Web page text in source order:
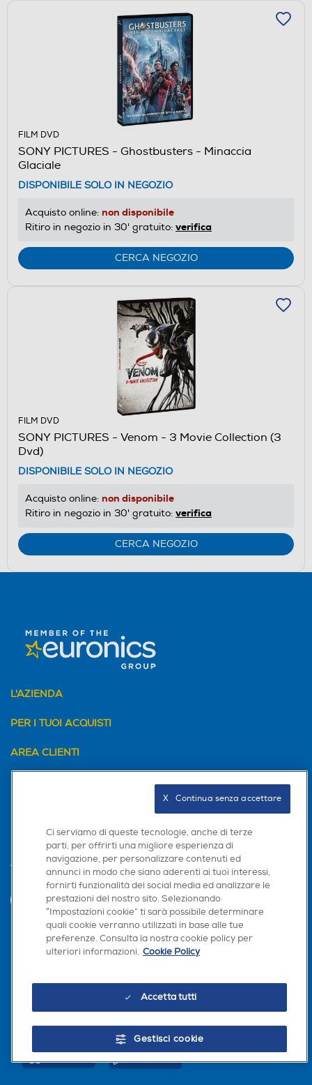
FILM DVD
SONY PICTURES - Ghostbusters - Minaccia
Glaciale
DISPONIBILE SOLO IN NEGOZIO
Acquisto online: non disponibile
Ritiro in negozio in 30' gratuito: verifica
CERCA NEGOZIO
FILM DVD
SONY PICTURES - Venom - 3 Movie Collection (3
Dvd)
DISPONIBILE SOLO IN NEGOZIO
Acquisto online: non disponibile
Ritiro in negozio in 30' gratuito: verifica
CERCA NEGOZIO
L'AZIENDA
PER I TUOI ACQUISTI
AREA CLIENTI
Trova negozio
Seguici sui social
Scarica la nostra app
Ci serviamo di queste tecnologie, anche di terze
parti, per offrirti una migliore esperienza di
navigazione, per personalizzare contenuti ed
annunci in modo che siano aderenti ai tuoi interessi,
fornirti funzionalità dei social media ed analizzare le
prestazioni del nostro sito. Selezionando
“Impostazioni cookie” ti sarà possibile determinare
quali cookie verranno utilizzati in base alle tue
preferenze. Consulta la nostra cookie policy per
ulteriori informazioni. Cookie Policy
Accetta tutti
Gestisci cookie
X   Continua senza accettare